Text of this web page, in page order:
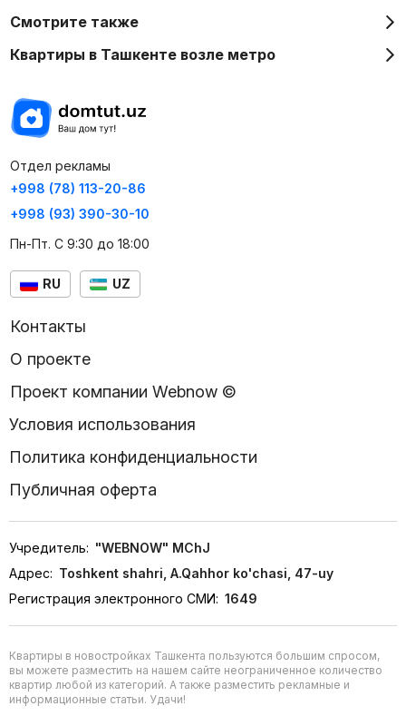
Смотрите также
Квартиры в Ташкенте возле метро
Отдел рекламы
+998 (78) 113-20-86
+998 (93) 390-30-10
Пн-Пт. С 9:30 до 18:00
RU UZ
Контакты
О проекте
Проект компании Webnow ©
Условия использования
Политика конфиденциальности
Публичная оферта
Учредитель: "WEBNOW" MChJ
Адрес: Toshkent shahri, A.Qahhor ko'chasi, 47-uy
Регистрация электронного СМИ: 1649
Квартиры в новостройках Ташкента пользуются большим спросом,
вы можете разместить на нашем сайте неограниченное количество
квартир любой из категорий. А также разместить рекламные и
информационные статьи. Удачи!